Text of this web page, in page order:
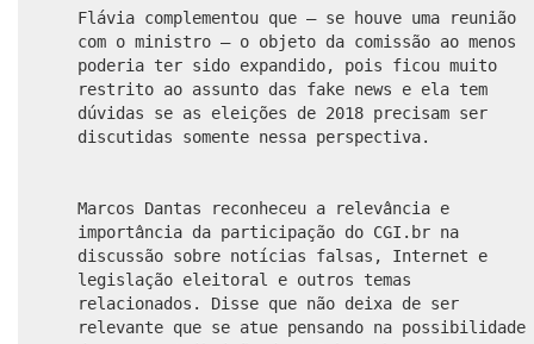
Flávia complementou que – se houve uma reunião
com o ministro – o objeto da comissão ao menos
poderia ter sido expandido, pois ficou muito
restrito ao assunto das fake news e ela tem
dúvidas se as eleições de 2018 precisam ser
discutidas somente nessa perspectiva.
Marcos Dantas reconheceu a relevância e
importância da participação do CGI.br na
discussão sobre notícias falsas, Internet e
legislação eleitoral e outros temas
relacionados. Disse que não deixa de ser
relevante que se atue pensando na possibilidade